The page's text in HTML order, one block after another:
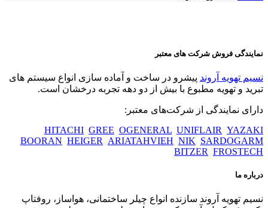
نمایندگی فروش شرکت های معتبر
نسیم تهویه آروند پیشرو در ساخت و آماده سازی انواع سیستم های
تبرید و تهویه مطبوع با بیش از دو دهه تجربه درخشان است.
دارای نمایندگی از شرکت‌های معتبر:
HITACHI GREE OGENERAL UNIFLAIR YAZAKI
BOORAN HEIGER ARIATAHVIEH NIK SARDOGARM
BITZER FROSTECH
درباره ما
نسیم تهویه آروند سازنده انواع چیلر ساختمانی، هواساز، روفتاپ